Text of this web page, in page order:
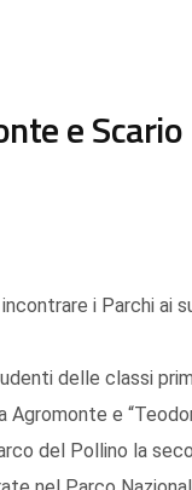
e Scario
i Parchi ai
delle classi
e
del Pollino la